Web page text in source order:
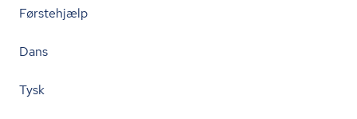
Førstehjælp
Dans
Tysk